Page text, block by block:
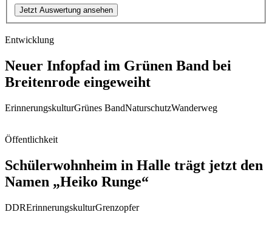
Jetzt Auswertung ansehen
Entwicklung
Neuer Infopfad im Grünen Band bei
Breitenrode eingeweiht
ErinnerungskulturGrünes BandNaturschutzWanderweg
Öffentlichkeit
Schülerwohnheim in Halle trägt jetzt den
Namen „Heiko Runge“
DDRErinnerungskulturGrenzopfer